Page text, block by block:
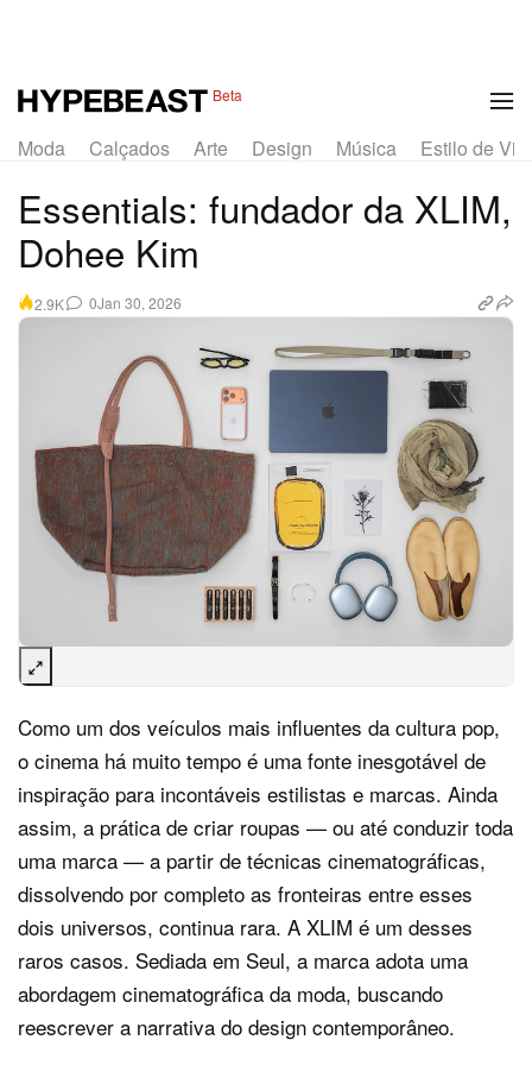
Beta
Moda Calçados Arte Design Música Estilo de
Essentials: fundador da XLIM,
Dohee Kim
2.9K 0Jan 30, 2026
Como um dos veículos mais influentes da cultura pop,
o cinema há muito tempo é uma fonte inesgotável de
inspiração para incontáveis estilistas e marcas. Ainda
assim, a prática de criar roupas — ou até conduzir toda
uma marca — a partir de técnicas cinematográficas,
dissolvendo por completo as fronteiras entre esses
dois universos, continua rara. A XLIM é um desses
raros casos. Sediada em Seul, a marca adota uma
abordagem cinematográfica da moda, buscando
reescrever a narrativa do design contemporâneo.